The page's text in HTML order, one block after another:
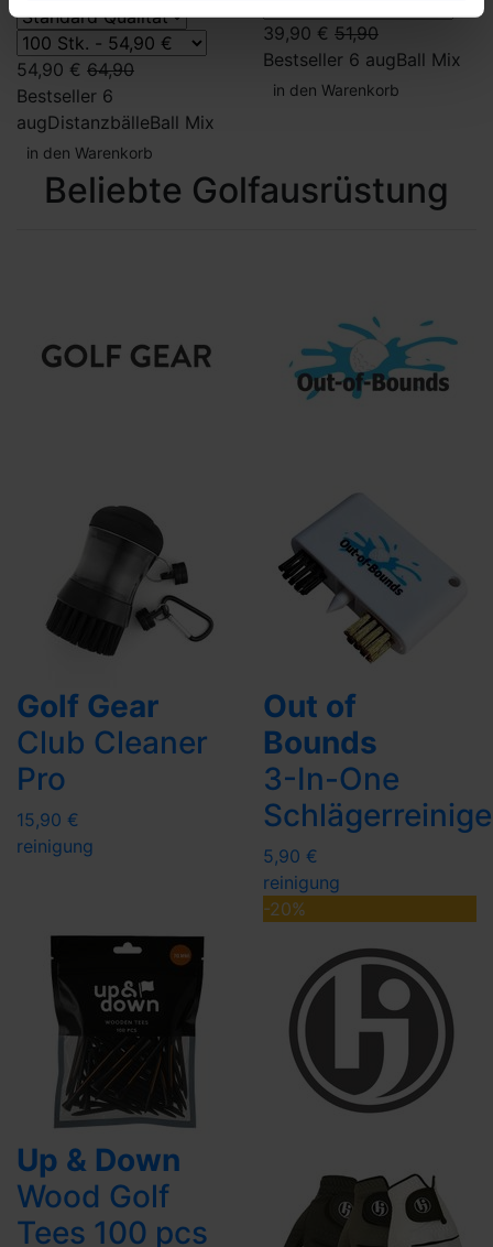
54,90 € 64,90
Bestseller 6
augDistanzbälleBall Mix
in den Warenkorb
39,90 € 51,90
Bestseller 6 augBall Mix
in den Warenkorb
Beliebte Golfausrüstung
Golf Gear
Club Cleaner
Pro
15,90 €
reinigung
Out of
Bounds
3-In-One
5,90 €
reinigung
Up & Down
Wood Golf
Tees 100 pcs
-20%